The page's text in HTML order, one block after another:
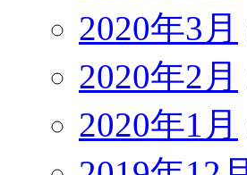
2020年3月
2020年2月
2020年1月